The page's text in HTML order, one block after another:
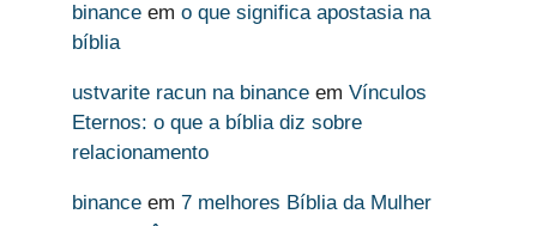
binance em o que significa apostasia na
bíblia
ustvarite racun na binance em Vínculos
Eternos: o que a bíblia diz sobre
relacionamento
binance em 7 melhores Bíblia da Mulher